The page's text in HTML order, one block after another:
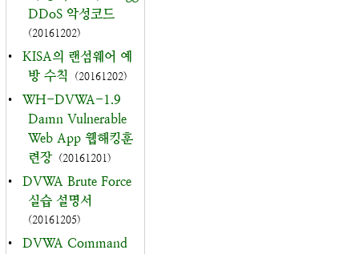
DDoS 악성코드
(20161202)
•
KISA의 랜섬웨어 예
방 수칙
(20161202)
•
WH-DVWA-1.9
Damn Vulnerable
Web App 웹해킹훈
련장 (20161201)
•
DVWA Brute Force
실습 설명서
(20161205)
•
DVWA Command